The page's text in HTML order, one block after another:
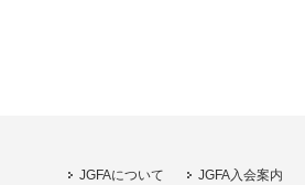
JGFAについて JGFA入会案内